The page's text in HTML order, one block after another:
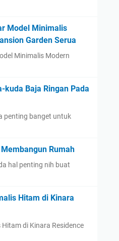
Model Minimalis
Garden Serua
Minimalis Modern
kuda Baja Ringan Pada
penting banget untuk
Rumah
hal penting nih buat
Hitam di Kinara
di Kinara Residence